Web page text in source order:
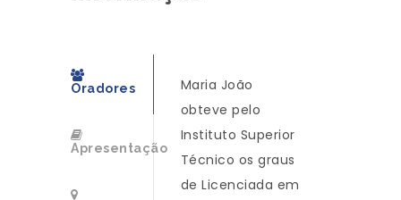
Oradores
Apresentação
Maria João
obteve pelo
Instituto Superior
Técnico os graus
de Licenciada em